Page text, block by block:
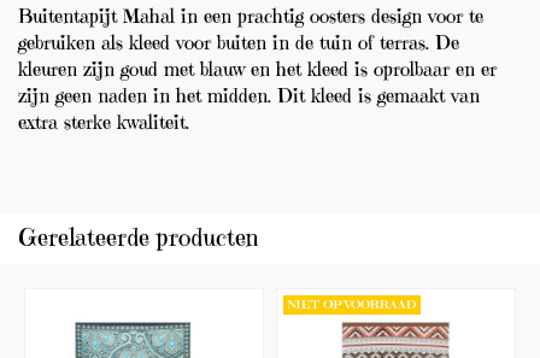
Buitentapijt Mahal in een prachtig oosters design voor te
gebruiken als kleed voor buiten in de tuin of terras. De
kleuren zijn goud met blauw en het kleed is oprolbaar en er
zijn geen naden in het midden. Dit kleed is gemaakt van
extra sterke kwaliteit.
Gerelateerde producten
NIET OP VOORRAAD